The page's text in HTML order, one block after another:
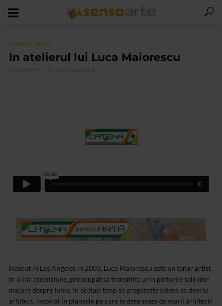
CLIPA DE ARTA
In atelierul lui Luca Maiorescu
10/03/2022 37.332 vizualizari
Nascut in Los Angeles in 2003, Luca Maiorescu este un tanar artist
in plina ascensiune, preocupat sa transmita prin picturile sale idei
majore despre lume. In acelasi timp se pregateste intens sa devina
arhitect, inspirat in plansele pe care le deseneaza de marii arhitecti